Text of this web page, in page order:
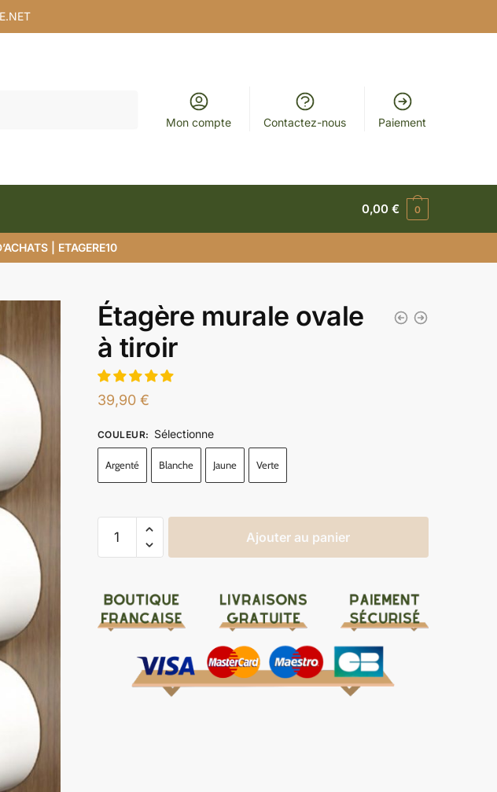
Mon compte Contactez-nous Paiement
0,00€ 0
| ETAGERE10
Étagère murale ovale
à tiroir
39,90 €
COULEUR: Sélectionne
Argenté Blanche Jaune Verte
Ajouter au panier